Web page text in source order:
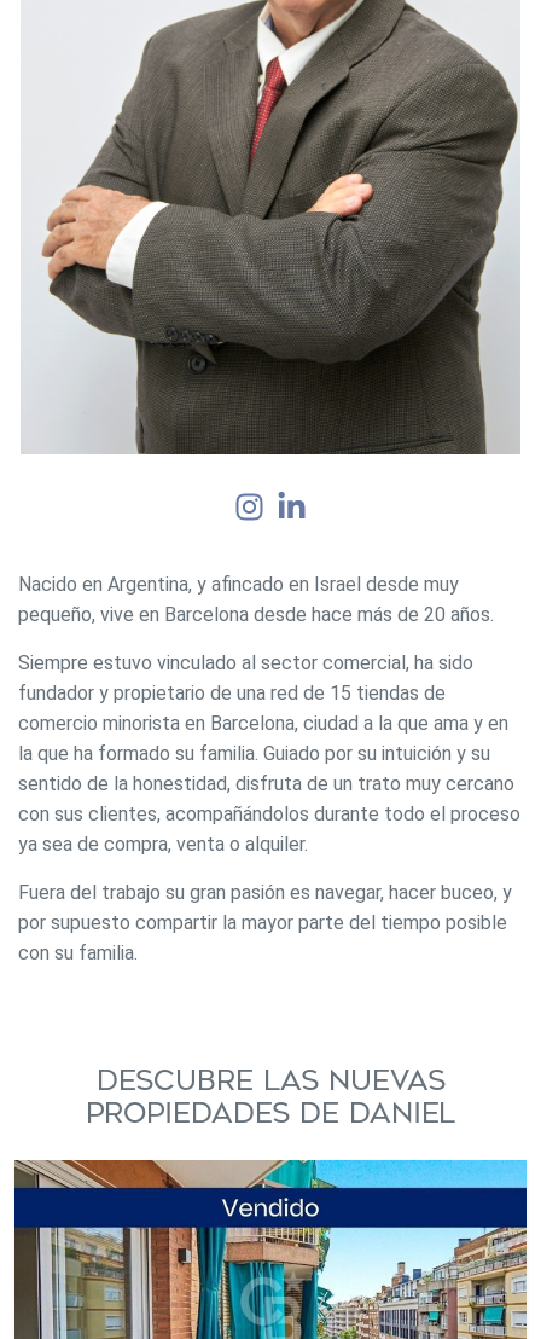
Nacido en Argentina, y afincado en Israel desde muy
pequeño, vive en Barcelona desde hace más de 20 años.
Siempre estuvo vinculado al sector comercial, ha sido
fundador y propietario de una red de 15 tiendas de
comercio minorista en Barcelona, ciudad a la que ama y en
la que ha formado su familia. Guiado por su intuición y su
sentido de la honestidad, disfruta de un trato muy cercano
con sus clientes, acompañándolos durante todo el proceso
ya sea de compra, venta o alquiler.
Fuera del trabajo su gran pasión es navegar, hacer buceo, y
por supuesto compartir la mayor parte del tiempo posible
con su familia.
Descubre Las Nuevas
Propiedades De Daniel